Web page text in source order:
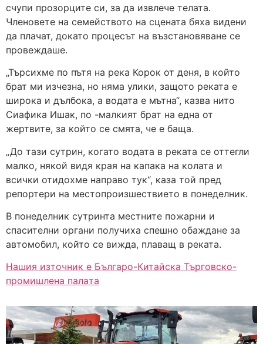
счупи прозорците си, за да извлече телата.
Членовете на семейството на сцената бяха видени
да плачат, докато процесът на възстановяване се
провеждаше.
„Търсихме по пътя на река Корок от деня, в който
брат ми изчезна, но няма улики, защото реката е
широка и дълбока, а водата е мътна“, казва нито
Сиафика Ишак, по -малкият брат на една от
жертвите, за който се смята, че е баща.
„До тази сутрин, когато водата в реката се оттегли
малко, някой видя края на капака на колата и
всички отидохме направо тук“, каза той пред
репортери на местопроизшествието в понеделник.
В понеделник сутринта местните пожарни и
спасителни органи получиха спешно обаждане за
автомобил, който се вижда, плаващ в реката.
Нашия източник е Българо-Китайска Търговско-
промишлена палaта